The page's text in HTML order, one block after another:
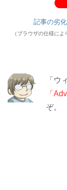
記事の劣
（ブラウザの仕様に
「ウ
「
ぞ。